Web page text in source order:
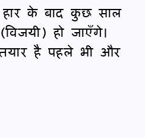
के बाद कुछ साल
हो जाएँगे।
है पहले भी और